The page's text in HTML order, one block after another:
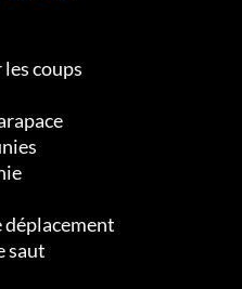
coups
déplacement
saut